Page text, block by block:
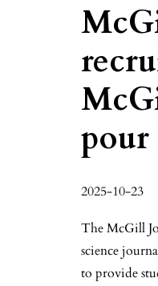
pour
2025-10-23
The McGill
science
to provide